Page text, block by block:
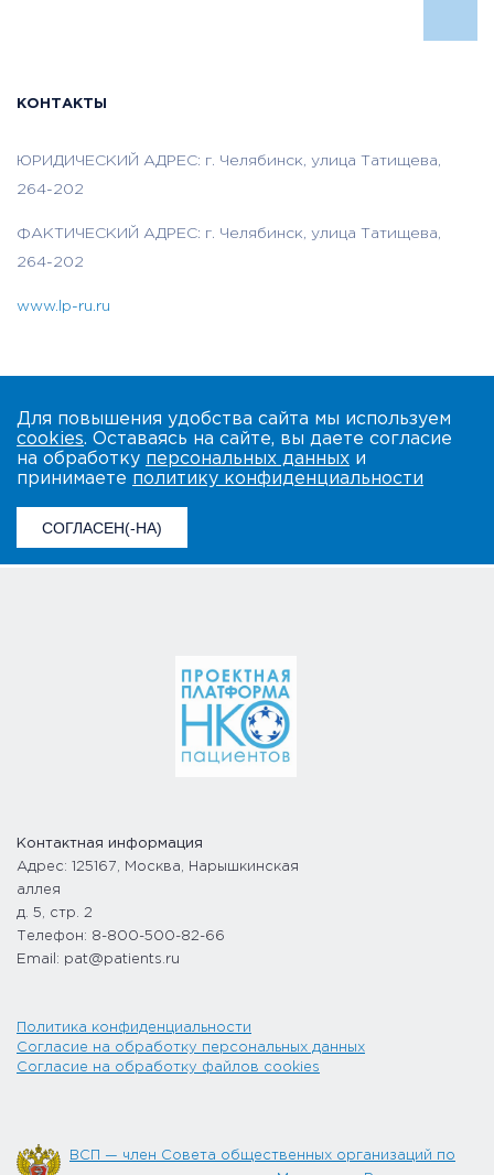
КОНТАКТЫ
ЮРИДИЧЕСКИЙ АДРЕС: г. Челябинск, улица Татищева,
264-202
ФАКТИЧЕСКИЙ АДРЕС: г. Челябинск, улица Татищева,
264-202
www.lp-ru.ru
Для повышения удобства сайта мы используем
cookies. Оставаясь на сайте, вы даете согласие
на обработку персональных данных и
принимаете политику конфиденциальности
СОГЛАСЕН(-НА)
Контактная информация
Адрес: 125167, Москва, Нарышкинская
аллея
д. 5, стр. 2
Телефон: 8-800-500-82-66
Email: pat@patients.ru
Политика конфиденциальности
Согласие на обработку персональных данных
Согласие на обработку файлов cookies
ВСП — член Совета общественных организаций по